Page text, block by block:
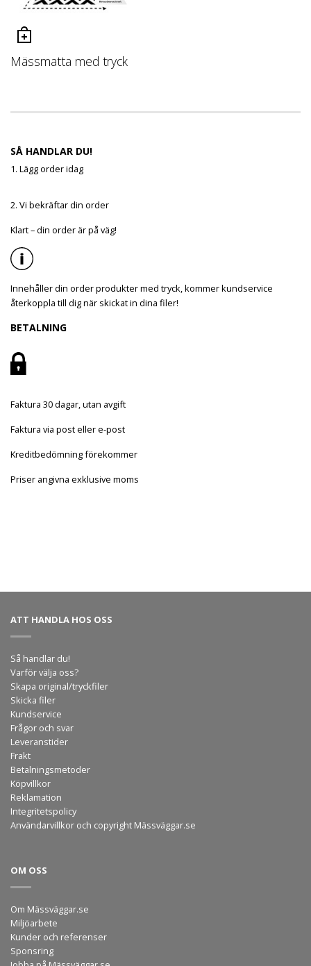
Mässmatta med tryck
SÅ HANDLAR DU!
1. Lägg order idag
2. Vi bekräftar din order
Klart – din order är på väg!
Innehåller din order produkter med tryck, kommer kundservice
återkoppla till dig när skickat in dina filer!
BETALNING
Faktura 30 dagar, utan avgift
Faktura via post eller e-post
Kreditbedömning förekommer
Priser angivna exklusive moms
ATT HANDLA HOS OSS
Så handlar du!
Varför välja oss?
Skapa original/tryckfiler
Skicka filer
Kundservice
Frågor och svar
Leveranstider
Frakt
Betalningsmetoder
Köpvillkor
Reklamation
Integritetspolicy
Användarvillkor och copyright Mässväggar.se
OM OSS
Om Mässväggar.se
Miljöarbete
Kunder och referenser
Sponsring